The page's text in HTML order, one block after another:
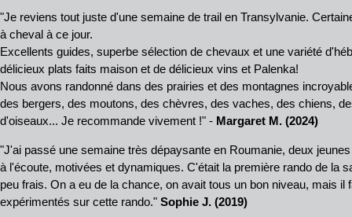
"Je reviens tout juste d'une semaine de trail en Transylvanie.
à cheval à ce jour.
Excellents guides, superbe sélection de chevaux et une variété
délicieux plats faits maison et de délicieux vins et Palenka!
Nous avons randonné dans des prairies et des montagnes
des bergers, des moutons, des chèvres, des vaches, des chiens,
d'oiseaux... Je recommande vivement !" - Margaret M. (2024)
"J'ai passé une semaine très dépaysante en Roumanie, deux
à l'écoute, motivées et dynamiques. C'était la première rando de la
peu frais. On a eu de la chance, on avait tous un bon niveau, mais il
expérimentés sur cette rando." Sophie J. (2019)